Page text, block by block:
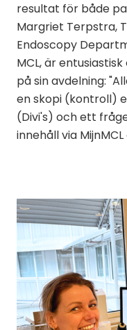
resultat för både
Margriet Terpstra,
Endoscopy
MCL, är
på sin avdelning:
en skopi (kontroll)
(Divi's) och ett
innehåll via